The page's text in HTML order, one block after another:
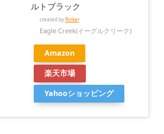
ルトブラック
created byRinker
Eagle Creek(イーグルクリーク)
Amazon
楽天市場
Yahooショッピング